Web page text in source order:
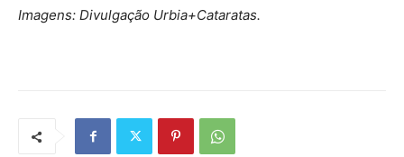
Imagens: Divulgação Urbia+Cataratas.